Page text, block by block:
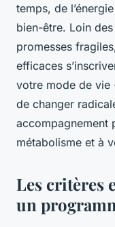
temps, de
bien-être. Loin
promesses
efficaces
votre mode de vie
de changer
accompagnement
métabolisme et à
Les critères
un